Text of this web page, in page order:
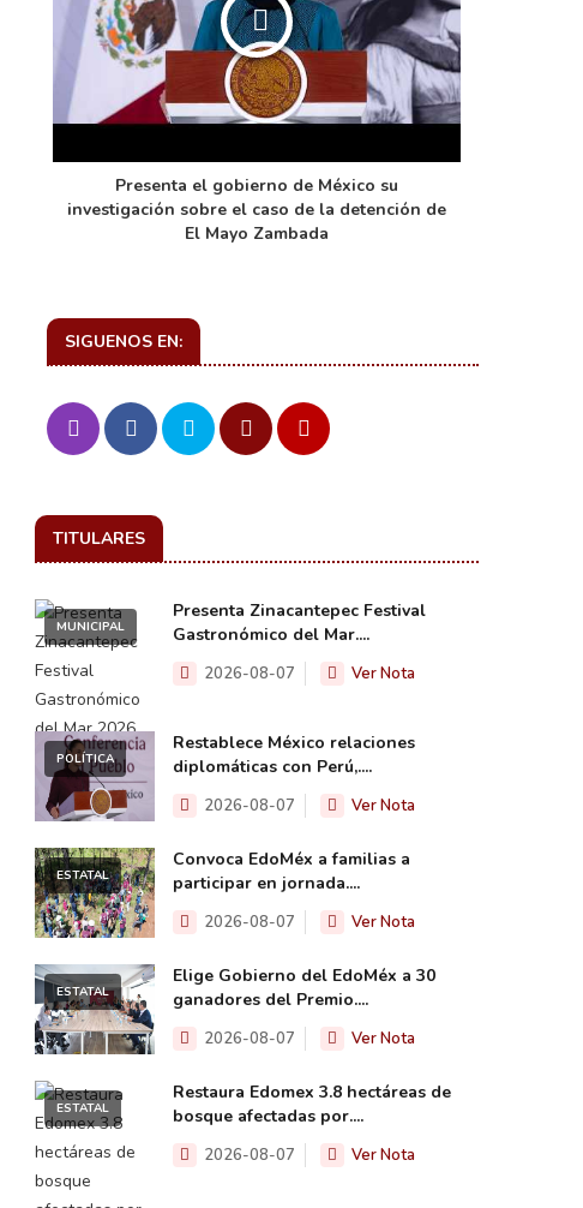
Presenta el gobierno de México su
investigación sobre el caso de la detención de
El Mayo Zambada
SIGUENOS EN:
TITULARES
MUNICIPAL
Presenta Zinacantepec Festival
Gastronómico del Mar....
2026-08-07 Ver Nota
POLÍTICA
Restablece México relaciones
diplomáticas con Perú,....
2026-08-07 Ver Nota
ESTATAL
Convoca EdoMéx a familias a
participar en jornada....
2026-08-07 Ver Nota
ESTATAL
Elige Gobierno del EdoMéx a 30
ganadores del Premio....
2026-08-07 Ver Nota
ESTATAL
Restaura Edomex 3.8 hectáreas de
bosque afectadas por....
2026-08-07 Ver Nota